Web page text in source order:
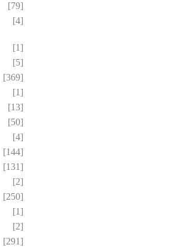
[79]
[4]
[1]
[5]
[369]
[1]
[13]
[50]
[4]
[144]
[131]
[2]
[250]
[1]
[2]
[291]